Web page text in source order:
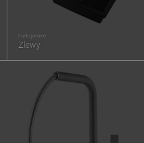
Funkcjonalne
Zlewy